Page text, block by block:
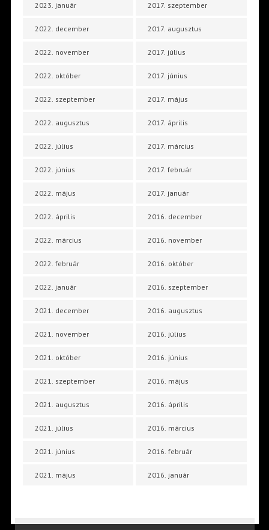
2023. január
2022. december
2022. november
2022. október
2022. szeptember
2022. augusztus
2022. július
2022. június
2022. május
2022. április
2022. március
2022. február
2022. január
2021. december
2021. november
2021. október
2021. szeptember
2021. augusztus
2021. július
2021. június
2021. május
2017. szeptember
2017. augusztus
2017. július
2017. június
2017. május
2017. április
2017. március
2017. február
2017. január
2016. december
2016. november
2016. október
2016. szeptember
2016. augusztus
2016. július
2016. június
2016. május
2016. április
2016. március
2016. február
2016. január